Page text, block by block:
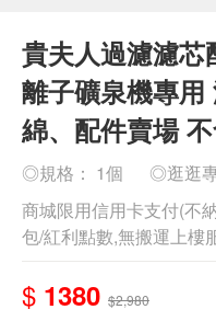
貴夫人過濾濾芯
離子礦泉機專
綿、配件賣場
◎規格： 1個 ◎逛逛
商城限用信用卡支付(不
包/紅利點數,無搬運上樓
$ 1380 $2,980